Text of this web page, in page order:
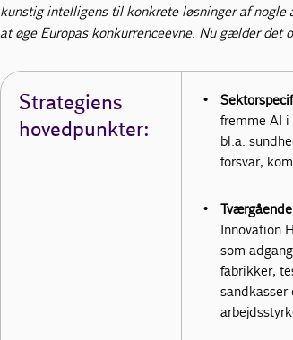
kunstig intelligens til konkrete løsninger af
at øge Europas konkurrenceevne. Nu gælder
Strategiens
hovedpunkter:
fremme AI
bl.a.
forsvar,
Innovation
som
fabrikker,
sandkasser